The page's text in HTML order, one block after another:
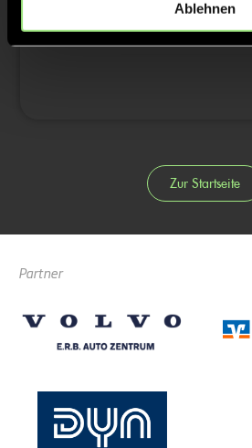
Ablehnen
4/4
Zur Startseite
Partner